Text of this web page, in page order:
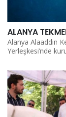
ALANYA
Alanya Alaaddin
Yerleşkesi’nde